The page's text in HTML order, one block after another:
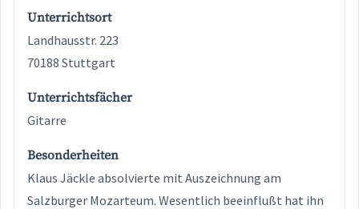
Unterrichtsort
Landhausstr. 223
70188 Stuttgart
Unterrichtsfächer
Gitarre
Besonderheiten
Klaus Jäckle absolvierte mit Auszeichnung am
Salzburger Mozarteum. Wesentlich beeinflußt hat ihn